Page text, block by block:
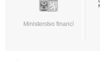
Ministerstvo financí